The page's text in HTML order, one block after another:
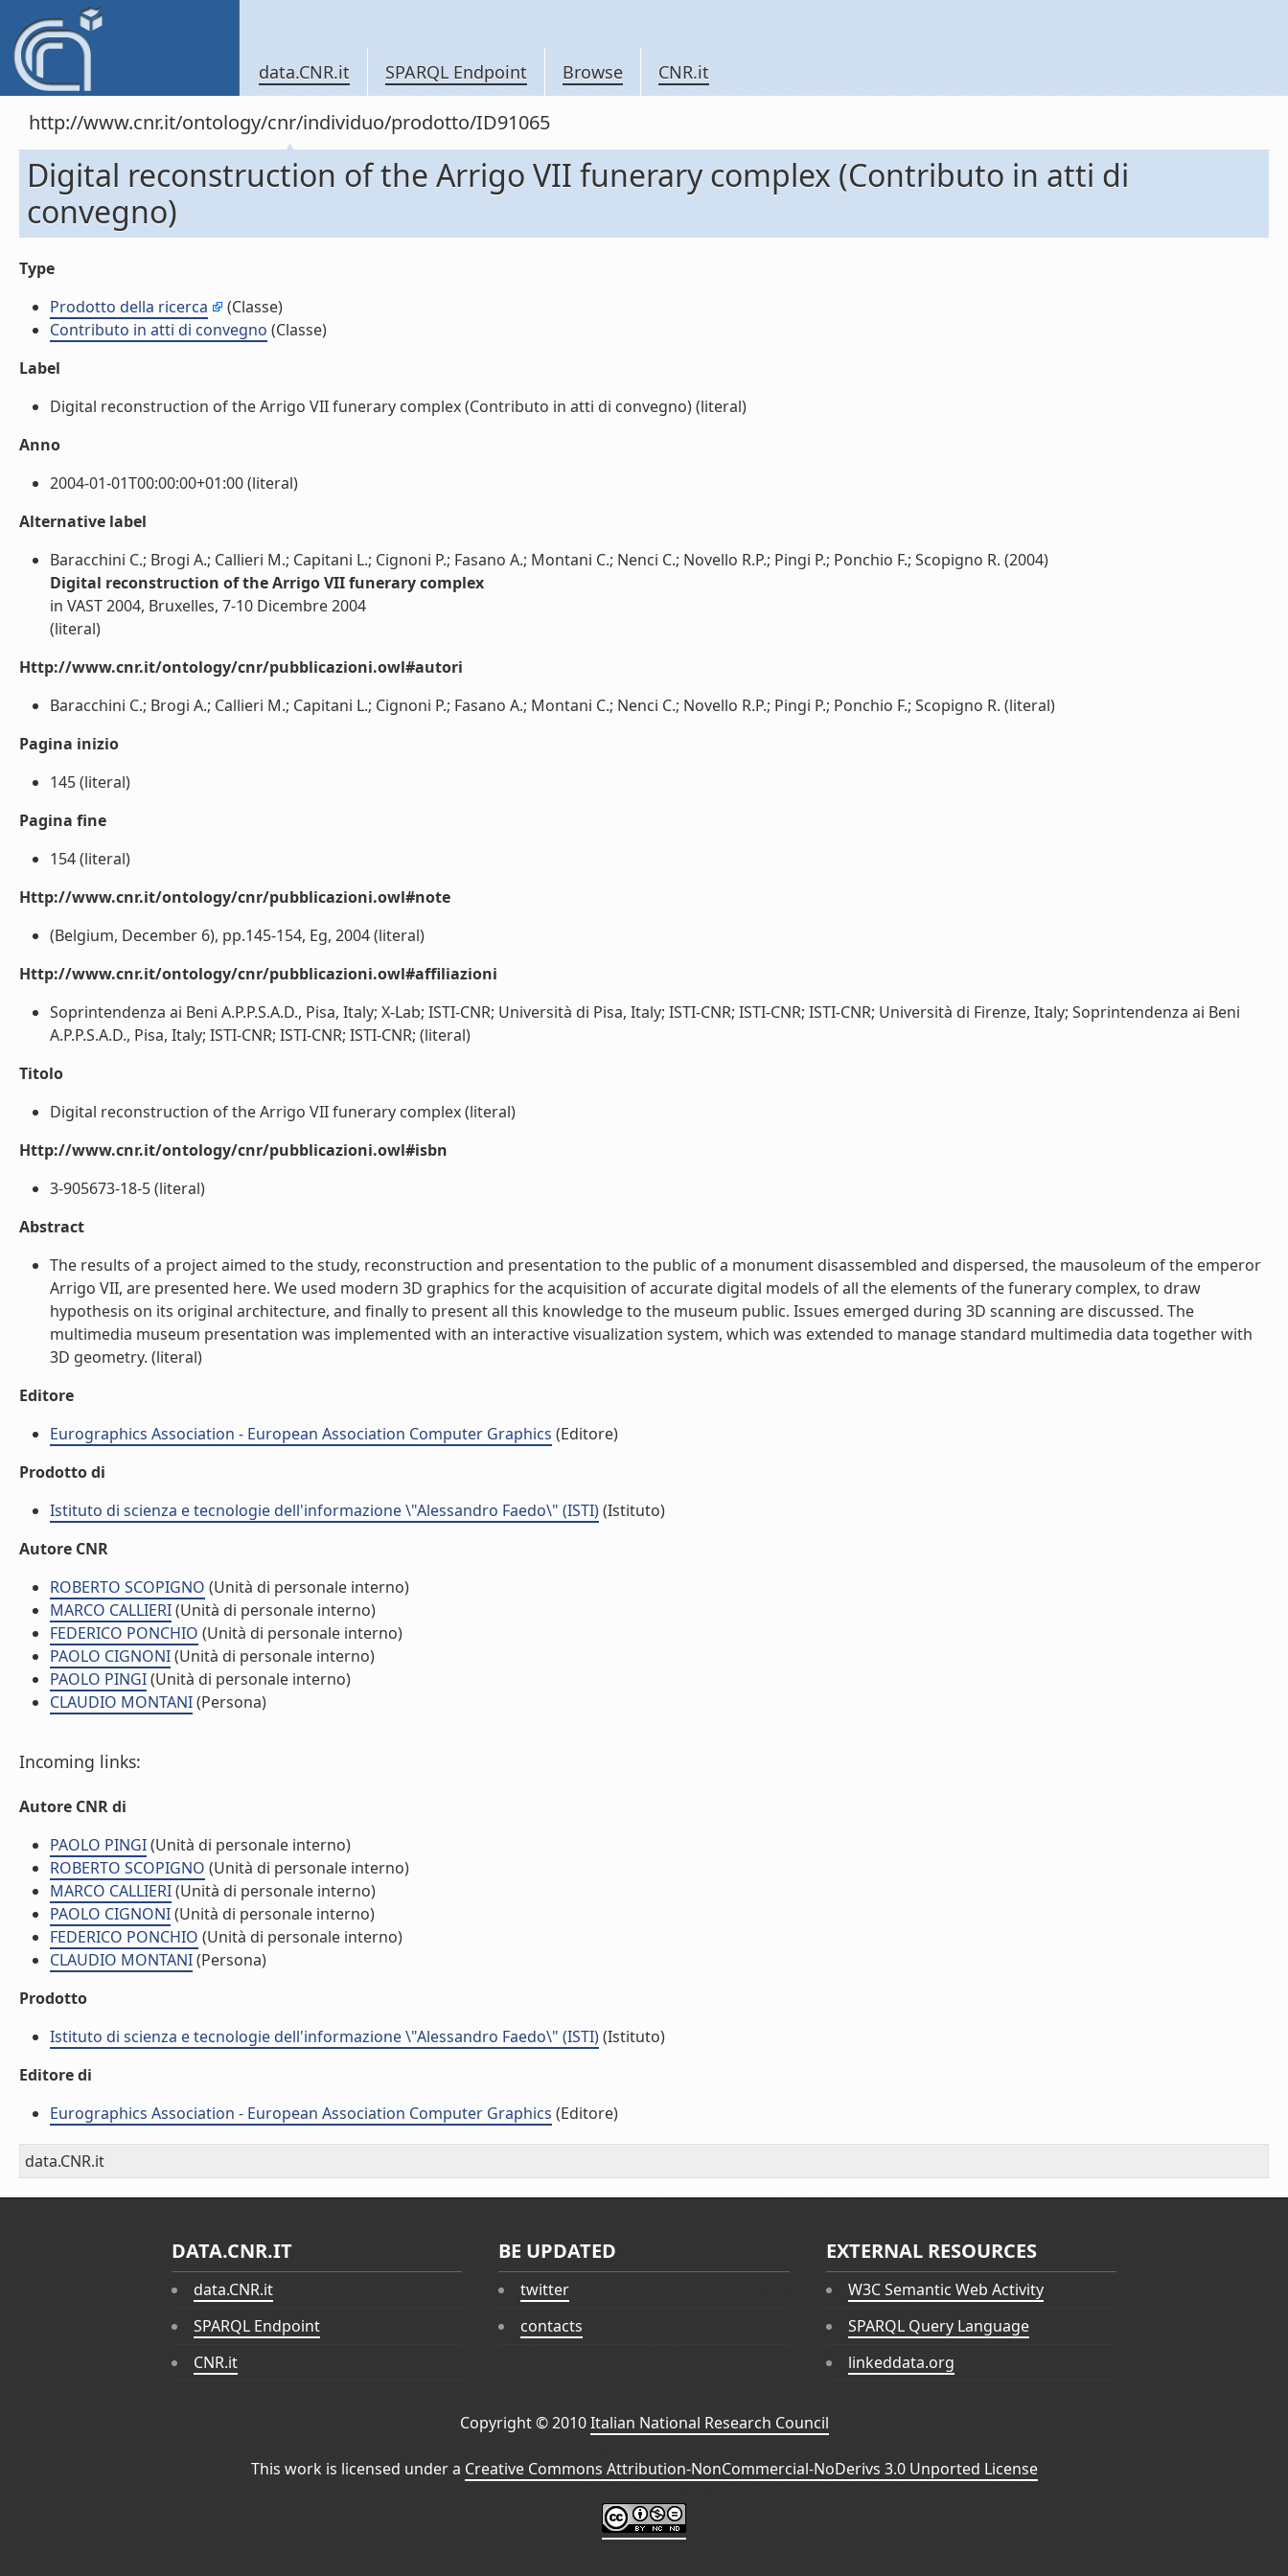
data.CNR.it SPARQL Endpoint Browse CNR.it
http://www.cnr.it/ontology/cnr/individuo/prodotto/ID91065
Digital reconstruction of the Arrigo VII funerary complex (Contributo in atti di
convegno)
Type
Prodotto della ricerca
(Classe)
Contributo in atti di convegno (Classe)
Label
Digital reconstruction of the Arrigo VII funerary complex (Contributo in atti di convegno) (literal)
Anno
2004-01-01T00:00:00+01:00 (literal)
Alternative label
Baracchini C.; Brogi A.; Callieri M.; Capitani L.; Cignoni P.; Fasano A.; Montani C.; Nenci C.; Novello R.P.; Pingi P.; Ponchio F.; Scopigno R. (2004)
Digital reconstruction of the Arrigo VII funerary complex
in VAST 2004, Bruxelles, 7-10 Dicembre 2004
(literal)
Http://www.cnr.it/ontology/cnr/pubblicazioni.owl#autori
Baracchini C.; Brogi A.; Callieri M.; Capitani L.; Cignoni P.; Fasano A.; Montani C.; Nenci C.; Novello R.P.; Pingi P.; Ponchio F.; Scopigno R. (literal)
Pagina inizio
145 (literal)
Pagina fine
154 (literal)
Http://www.cnr.it/ontology/cnr/pubblicazioni.owl#note
(Belgium, December 6), pp.145-154, Eg, 2004 (literal)
Http://www.cnr.it/ontology/cnr/pubblicazioni.owl#affiliazioni
Soprintendenza ai Beni A.P.P.S.A.D., Pisa, Italy; X-Lab; ISTI-CNR; Università di Pisa, Italy; ISTI-CNR; ISTI-CNR; ISTI-CNR; Università di Firenze, Italy; Soprintendenza ai Beni
A.P.P.S.A.D., Pisa, Italy; ISTI-CNR; ISTI-CNR; ISTI-CNR; (literal)
Titolo
Digital reconstruction of the Arrigo VII funerary complex (literal)
Http://www.cnr.it/ontology/cnr/pubblicazioni.owl#isbn
3-905673-18-5 (literal)
Abstract
The results of a project aimed to the study, reconstruction and presentation to the public of a monument disassembled and dispersed, the mausoleum of the emperor
Arrigo VII, are presented here. We used modern 3D graphics for the acquisition of accurate digital models of all the elements of the funerary complex, to draw
hypothesis on its original architecture, and finally to present all this knowledge to the museum public. Issues emerged during 3D scanning are discussed. The
multimedia museum presentation was implemented with an interactive visualization system, which was extended to manage standard multimedia data together with
3D geometry. (literal)
Editore
Eurographics Association - European Association Computer Graphics (Editore)
Prodotto di
Istituto di scienza e tecnologie dell'informazione \"Alessandro Faedo\" (ISTI)(Istituto)
Autore CNR
ROBERTO SCOPIGNO (Unità di personale interno)
MARCO CALLIERI(Unità di personale interno)
FEDERICO PONCHIO (Unità di personale interno)
PAOLO CIGNONI(Unità di personale interno)
PAOLO PINGI(Unità di personale interno)
CLAUDIO MONTANI(Persona)
Incoming links:
Autore CNR di
PAOLO PINGI(Unità di personale interno)
ROBERTO SCOPIGNO (Unità di personale interno)
MARCO CALLIERI(Unità di personale interno)
PAOLO CIGNONI(Unità di personale interno)
FEDERICO PONCHIO (Unità di personale interno)
CLAUDIO MONTANI(Persona)
Prodotto
Istituto di scienza e tecnologie dell'informazione \"Alessandro Faedo\" (ISTI)(Istituto)
Editore di
Eurographics Association - European Association Computer Graphics (Editore)
data.CNR.it
DATA.CNR.IT
data.CNR.it
SPARQL Endpoint
CNR.it
BE UPDATED
twitter
contacts
EXTERNAL RESOURCES
W3C Semantic Web Activity
SPARQL Query Language
linkeddata.org
Copyright © 2010Italian National Research Council
This work is licensed under a Creative Commons Attribution-NonCommercial-NoDerivs 3.0 Unported License